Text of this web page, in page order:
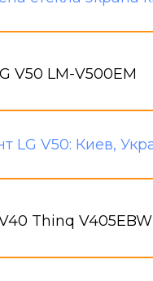
V50 LM-V500EM
Thinq V405EBW